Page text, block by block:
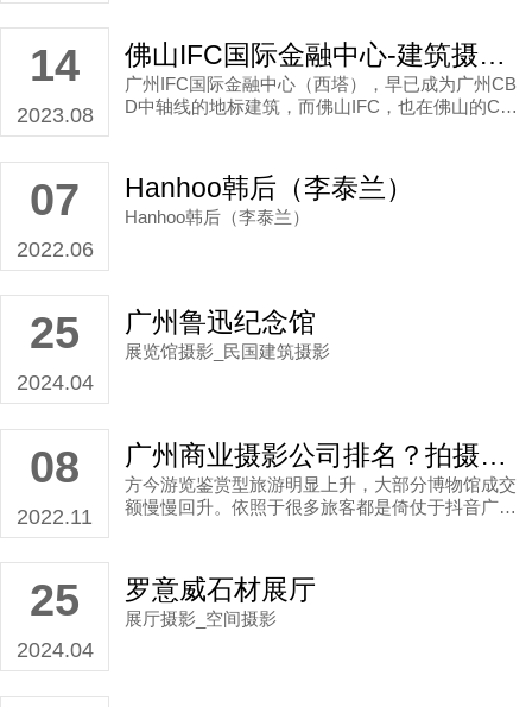
14
2023.08
佛山IFC国际金融中心-建筑摄影 | 佛山万科
广州IFC国际金融中心（西塔），早已成为广州CB
D中轴线的地标建筑，而佛山IFC，也在佛山的CBD
07
2022.06
Hanhoo韩后（李泰兰）
Hanhoo韩后（李泰兰）
25
2024.04
广州鲁迅纪念馆
展览馆摄影_民国建筑摄影
08
2022.11
广州商业摄影公司排名？拍摄博物馆摄影作品找木马映画
方今游览鉴赏型旅游明显上升，大部分博物馆成交
额慢慢回升。依照于很多旅客都是倚仗于抖音广告
25
2024.04
罗意威石材展厅
展厅摄影_空间摄影